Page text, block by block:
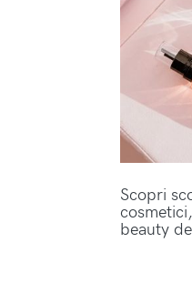
Scopri
beauty